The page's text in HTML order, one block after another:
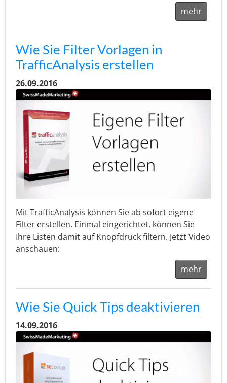
mehr
Wie Sie Filter Vorlagen in
TrafficAnalysis erstellen
26.09.2016
Mit TrafficAnalysis können Sie ab sofort eigene
Filter erstellen. Einmal eingerichtet, können Sie
Ihre Listen damit auf Knopfdruck filtern. Jetzt Video
anschauen:
mehr
Wie Sie Quick Tips deaktivieren
14.09.2016